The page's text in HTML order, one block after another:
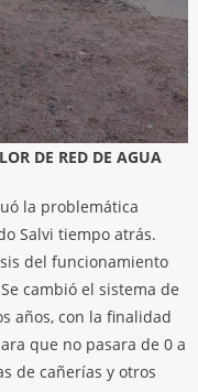
DE RED DE AGUA
la problemática
Salvi tiempo atrás.
del funcionamiento
cambió el sistema de
años, con la finalidad
que no pasara de 0 a
de cañerías y otros